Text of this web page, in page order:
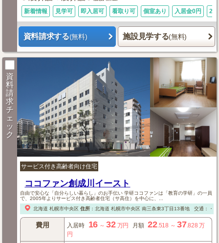
新着情報 見学可 即入居可 看取り可 個室あり 入居金0円
資料請求する(無料) 施設見学する(無料)
資
料
請
求
チ
ェ
ッ
ク
サービス付き高齢者向け住宅
ココファン創成川イースト
自由で安心な「自分らしい暮らし」のお手伝い 学研ココファンは「教育の学研」の一員
で、2005年よりサービス付き高齢者住宅（サ高住）を中心に、...
北海道 札幌市中央区 住所： 北海道 札幌市中央区南三条東3丁目13番地 交通：・
費用 入居時 16 ～32 万円 月額 22.518 ～37.828 万
円